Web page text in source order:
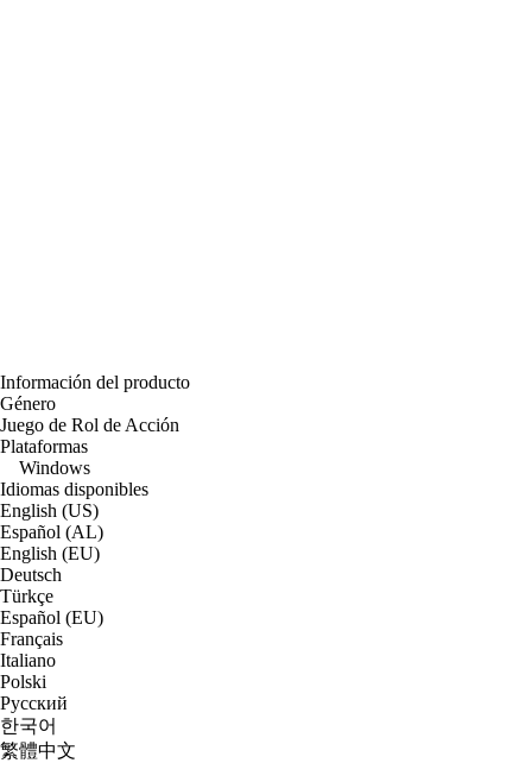
Información del producto
Género
Juego de Rol de Acción
Plataformas
Windows
Idiomas disponibles
English (US)
Español (AL)
English (EU)
Deutsch
Türkçe
Español (EU)
Français
Italiano
Polski
Русский
한국어
繁體中文